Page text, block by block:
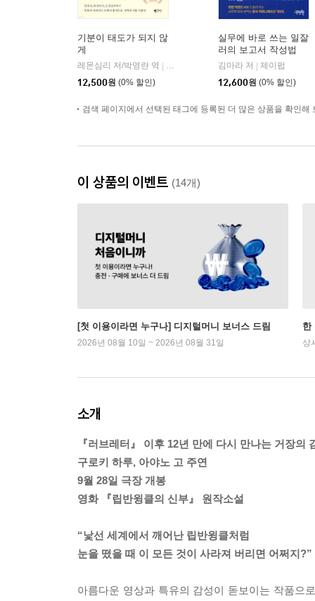
기분이 태도가 되지 않
게
레몬심리 저/박영란 역 |
12,500원 (0% 할인)
실무에 바로 쓰는 일잘
러의 보고서 작성법
김마라 저 | 제이펍
12,600원 (0% 할인)
검색 페이지에서 선택된 태그에 등록된 더 많은 상품을 확인해
이 상품의 이벤트 (14개)
[첫 이용이라면 누구나] 디지털머니 보너스 드림
2026년 08월 10일 ~ 2026년 08월 31일
한
상
소개
『러브레터』 이후 12년 만에 다시 만나는 거장의
구로키 하루, 아야노 고 주연
9월 28일 극장 개봉
영화 『립반윙클의 신부』 원작소설
“낯선 세계에서 깨어난 립반윙클처럼
눈을 떴을 때 이 모든 것이 사라져 버리면 어쩌지?”
아름다운 영상과 특유의 감성이 돋보이는 작품으